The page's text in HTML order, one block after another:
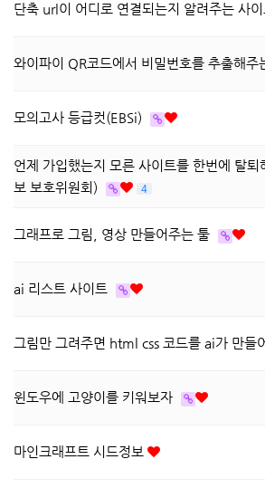
단축 url이 어디로 연결되는지 알려주는 사이
와이파이 QR코드에서 비밀번호를 추출해주
모의고사 등급컷(EBSi)
언제 가입했는지 모른 사이트를 한번에 탈퇴
보 보호위원회)
4
그래프로 그림, 영상 만들어주는 툴
ai 리스트 사이트
그림만 그려주면 html css 코드를 ai가 만들
윈도우에 고양이를 키워보자
마인크래프트 시드정보